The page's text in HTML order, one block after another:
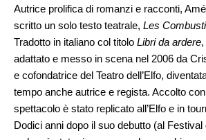
Autrice prolifica di romanzi e racconti,
scritto un solo testo teatrale, Les
Tradotto in italiano col titolo Libri da ardere
adattato e messo in scena nel 2006 da
e cofondatrice del Teatro dell’Elfo,
tempo anche autrice e regista. Accolto
spettacolo è stato replicato all’Elfo e in
Dodici anni dopo il suo debutto (al Festival